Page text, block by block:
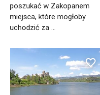
poszukać w Zakopanem
miejsca, które mogłoby
uchodzić za ...